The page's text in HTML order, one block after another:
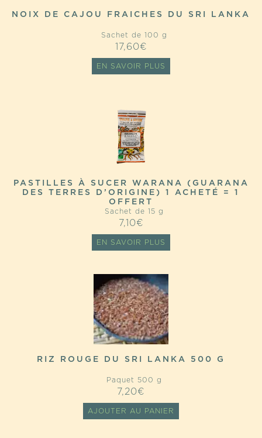
NOIX DE CAJOU FRAICHES DU SRI LANKA
Sachet de 100 g
17,60€
EN SAVOIR PLUS
PASTILLES À SUCER WARANA (GUARANA
DES TERRES D’ORIGINE) 1 ACHETÉ = 1
OFFERT
Sachet de 15 g
7,10€
EN SAVOIR PLUS
RIZ ROUGE DU SRI LANKA 500 G
Paquet 500 g
7,20€
AJOUTER AU PANIER